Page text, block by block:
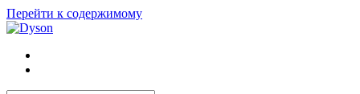
Перейти к содержимому